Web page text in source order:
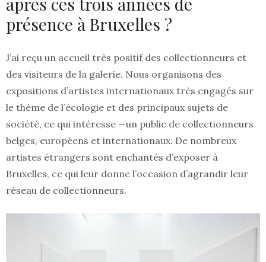
présence à Bruxelles ?
J’ai reçu un accueil très positif des collectionneurs et
des visiteurs de la galerie. Nous organisons des
expositions d’artistes internationaux très engagés sur
le thème de l’écologie et des principaux sujets de
société, ce qui intéresse —un public de collectionneurs
belges, européens et internationaux. De nombreux
artistes étrangers sont enchantés d’exposer à
Bruxelles, ce qui leur donne l’occasion d’agrandir leur
réseau de collectionneurs.